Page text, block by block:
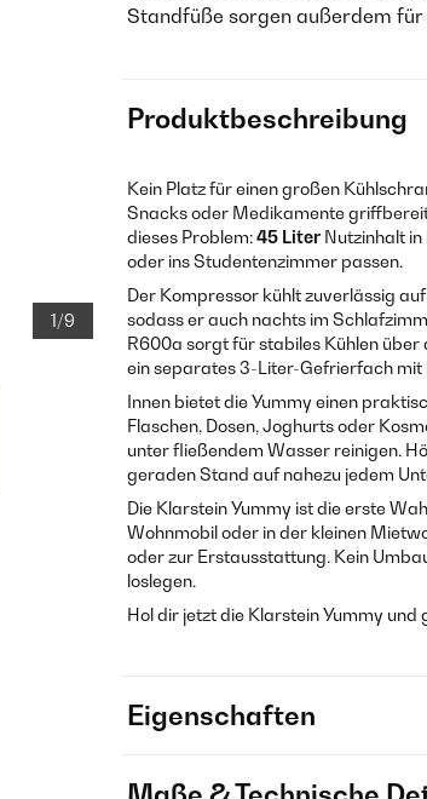
1/9
Standfüße sorgen außerdem
Produktbeschreibung
Kein Platz für einen großen
Snacks oder Medikamente
dieses Problem:45 Liter Nutzinhalt
oder ins Studentenzimmer passen.
Der Kompressor kühlt zuverlässig
sodass er auch nachts im
R600a sorgt für stabiles Kühlen
ein separates 3-Liter-Gefrierfach mit
Innen bietet die Yummy einen
Flaschen, Dosen, Joghurts oder
unter fließendem Wasser reinigen.
geraden Stand auf nahezu jedem
Die Klarstein Yummy ist die erste
Wohnmobil oder in der kleinen
oder zur Erstausstattung. Kein
loslegen.
Hol dir jetzt die Klarstein Yummy
Eigenschaften